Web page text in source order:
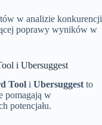
w analizie konkurencji
poprawy wyników w
i Ubersuggest
Tool i Ubersuggest to
pomagają w
potencjału.